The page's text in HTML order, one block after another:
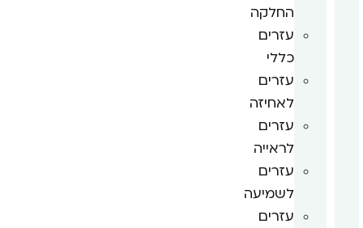
החלקה
עזרים
כללי
עזרים
לאחיזה
עזרים
לראייה
עזרים
לשמיעה
עזרים